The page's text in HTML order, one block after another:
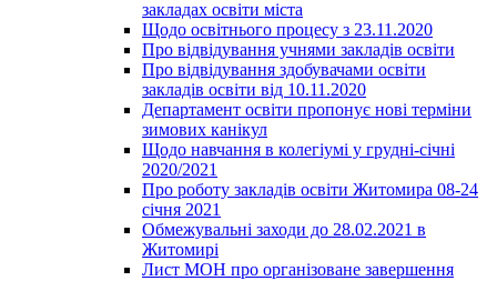
закладах освіти міста
Щодо освітнього процесу з 23.11.2020
Про відвідування учнями закладів освіти
Про відвідування здобувачами освіти
закладів освіти від 10.11.2020
Департамент освіти пропонує нові терміни
зимових канікул
Щодо навчання в колегіумі у грудні-січні
2020/2021
Про роботу закладів освіти Житомира 08-24
січня 2021
Обмежувальні заходи до 28.02.2021 в
Житомирі
Лист МОН про організоване завершення